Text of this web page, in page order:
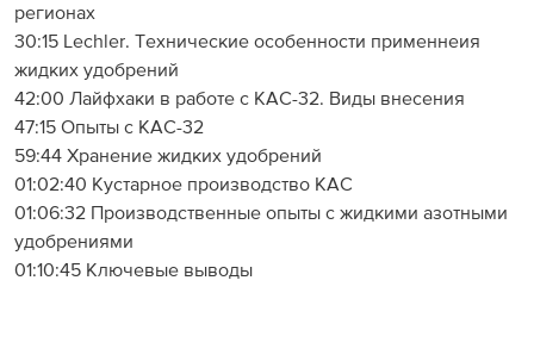
регионах
30:15 Lechler. Технические особенности применнеия
жидких удобрений
42:00 Лайфхаки в работе с КАС-32. Виды внесения
47:15 Опыты с КАС-32
59:44 Хранение жидких удобрений
01:02:40 Кустарное производство КАС
01:06:32 Производственные опыты с жидкими азотными
удобрениями
01:10:45 Ключевые выводы